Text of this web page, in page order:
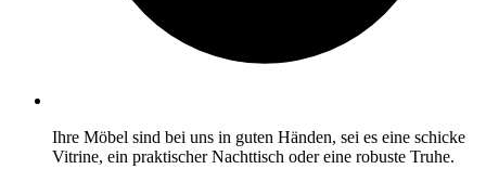
Ihre Möbel sind bei uns in guten Händen, sei es eine schicke
Vitrine, ein praktischer Nachttisch oder eine robuste Truhe.